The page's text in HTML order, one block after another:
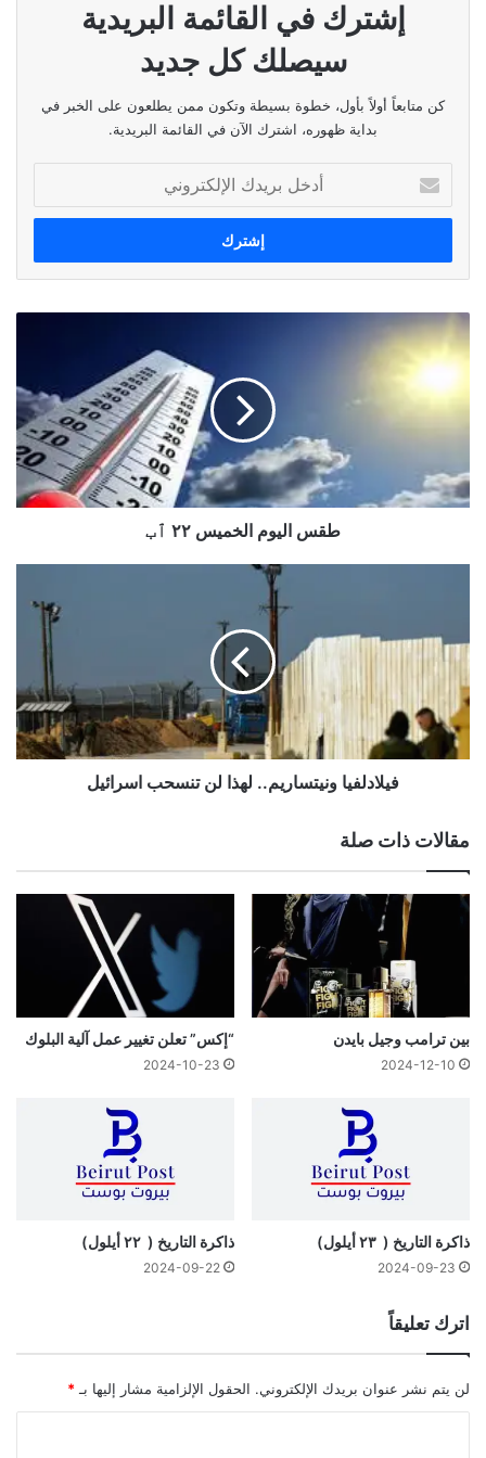
إشترك في القائمة البريدية
سيصلك كل جديد
كن متابعاً أولاً بأول، خطوة بسيطة وتكون ممن يطلعون على الخبر في
بداية ظهوره، اشترك الآن في القائمة البريدية.
بريدك
الإلكتروني
طقس
اليوم
الخميس
٢٢
طقس اليوم الخميس ٢٢ ٱب
لن
تنسحب
اسرائيل
فيلادلفيا ونيتساريم.. لهذا لن تنسحب اسرائيل
مقالات ذات صلة
بين ترامب وجيل بايدن
2024-12-10
“إكس” تعلن تغيير عمل آلية البلوك
2024-10-23
ذاكرة التاريخ ( ٢٣ أيلول)
2024-09-23
ذاكرة التاريخ ( ٢٢ أيلول)
2024-09-22
اترك تعليقاً
لن يتم نشر عنوان بريدك الإلكتروني. الحقول الإلزامية مشار إليها بـ *